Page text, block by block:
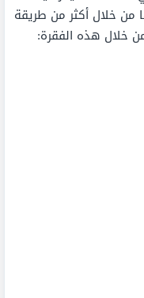
من خلال أكثر من طريقة
خلال هذه الفقرة: